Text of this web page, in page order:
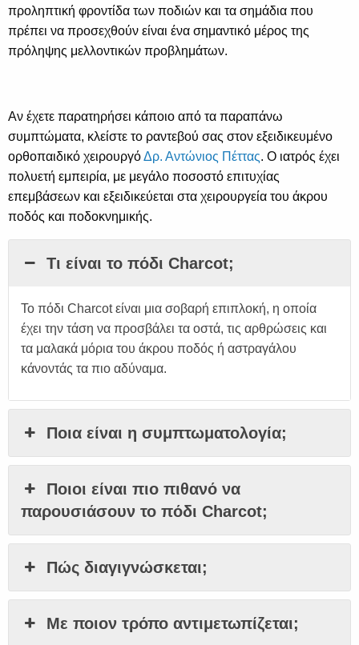
προληπτική φροντίδα των ποδιών και τα σημάδια που
πρέπει να προσεχθούν είναι ένα σημαντικό μέρος της
πρόληψης μελλοντικών προβλημάτων.
Αν έχετε παρατηρήσει κάποιο από τα παραπάνω
συμπτώματα, κλείστε το ραντεβού σας στον εξειδικευμένο
ορθοπαιδικό χειρουργόΔρ. Αντώνιος Πέττας. Ο ιατρός έχει
πολυετή εμπειρία, με μεγάλο ποσοστό επιτυχίας
επεμβάσεων και εξειδικεύεται στα χειρουργεία του άκρου
ποδός και ποδοκνημικής.
Τι είναι το πόδι Charcot;
Το πόδι Charcot είναι μια σοβαρή επιπλοκή, η οποία
έχει την τάση να προσβάλει τα οστά, τις αρθρώσεις και
τα μαλακά μόρια του άκρου ποδός ή αστραγάλου
κάνοντάς τα πιο αδύναμα.
Ποια είναι η συμπτωματολογία;
Ποιοι είναι πιο πιθανό να
παρουσιάσουν το πόδι Charcot;
Πώς διαγιγνώσκεται;
Με ποιον τρόπο αντιμετωπίζεται;